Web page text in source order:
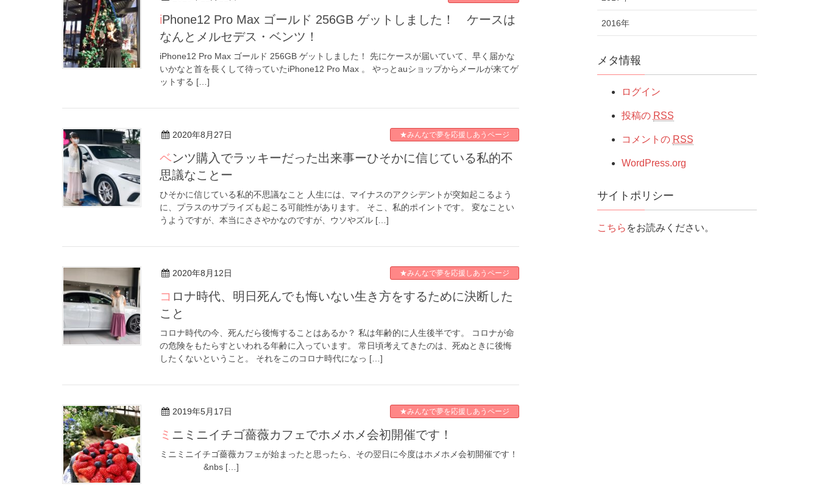
iPhone12 Pro Max ゴールド 256GB ゲットしました！ ケースは
なんとメルセデス・ベンツ！
iPhone12 Pro Max ゴールド 256GB ゲットしました！ 先にケースが届いていて、早く届かな
いかなと首を長くして待っていたiPhone12 Pro Max 。 やっとauショップからメールが来てゲ
ットする […]
2020年8月27日 ★みんなで夢を応援しあうページ
ベンツ購入でラッキーだった出来事ーひそかに信じている私的不
思議なことー
ひそかに信じている私的不思議なこと 人生には、マイナスのアクシデントが突如起こるよう
に、プラスのサプライズも起こる可能性があります。 そこ、私的ポイントです。 変なことい
うようですが、本当にささやかなのですが、ウソやズル […]
2020年8月12日 ★みんなで夢を応援しあうページ
コロナ時代、明日死んでも悔いない生き方をするために決断した
こと
コロナ時代の今、死んだら後悔することはあるか？ 私は年齢的に人生後半です。 コロナが命
の危険をもたらすといわれる年齢に入っています。 常日頃考えてきたのは、死ぬときに後悔
したくないということ。 それをこのコロナ時代になっ […]
2019年5月17日 ★みんなで夢を応援しあうページ
ミニミニイチゴ薔薇カフェでホメホメ会初開催です！
ミニミニイチゴ薔薇カフェが始まったと思ったら、その翌日に今度はホメホメ会初開催です！
&nbs […]
2016年
メタ情報
ログイン
投稿の RSS
コメントの RSS
WordPress.org
サイトポリシー
こちら をお読みください。